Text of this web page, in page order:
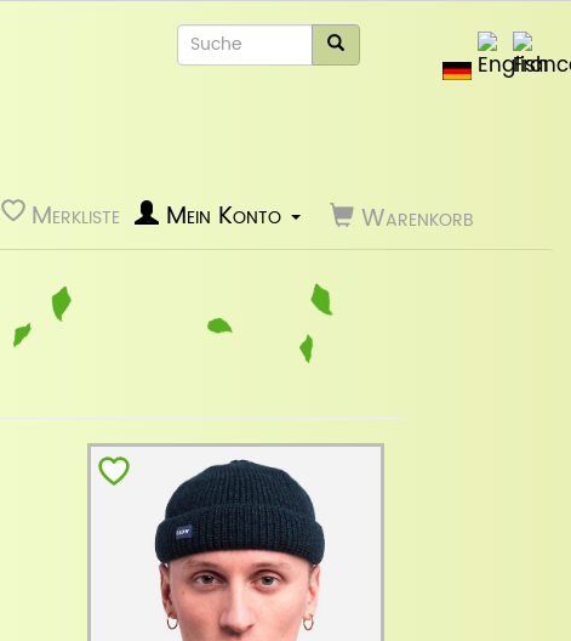
Merkliste Warenkorb
Mein Konto